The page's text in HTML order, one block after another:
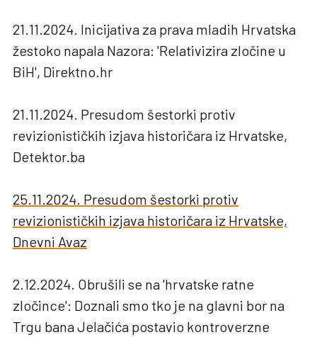
21.11.2024. Inicijativa za prava mladih Hrvatska
žestoko napala Nazora: 'Relativizira zločine u
BiH', Direktno.hr
21.11.2024. Presudom šestorki protiv
revizionističkih izjava historičara iz Hrvatske,
Detektor.ba
25.11.2024. Presudom šestorki protiv
revizionističkih izjava historičara iz Hrvatske,
Dnevni Avaz
2.12.2024. Obrušili se na 'hrvatske ratne
zločince': Doznali smo tko je na glavni bor na
Trgu bana Jelačića postavio kontroverzne